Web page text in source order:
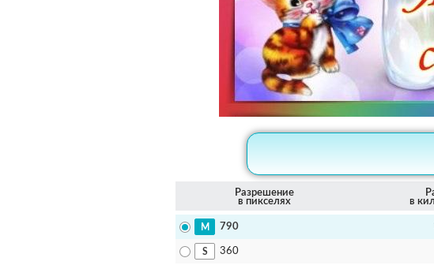
Разрешение
в пикселях
в
790
360